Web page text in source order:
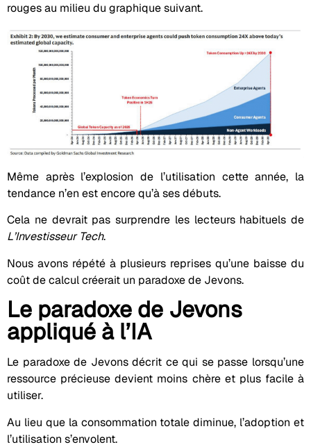
rouges au milieu du graphique suivant.
Même après l’explosion de l’utilisation cette année, la
tendance n’en est encore qu’à ses débuts.
Cela ne devrait pas surprendre les lecteurs habituels de
L’Investisseur Tech.
Nous avons répété à plusieurs reprises qu’une baisse du
coût de calcul créerait un paradoxe de Jevons.
Le paradoxe de Jevons
appliqué à l’IA
Le paradoxe de Jevons décrit ce qui se passe lorsqu’une
ressource précieuse devient moins chère et plus facile à
utiliser.
Au lieu que la consommation totale diminue, l’adoption et
l’utilisation s’envolent.